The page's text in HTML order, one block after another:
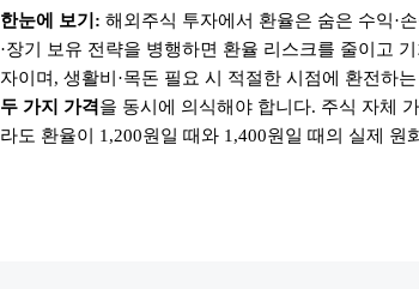
식
율
관
리
&
환
전
한눈에 보기: 해외주식 투자에서 환율은 숨은 수익·
·장기 보유 전략을 병행하면 환율 리스크를 줄이고
자이며, 생활비·목돈 필요 시 적절한 시점에 환전하
두 가지 가격을 동시에 의식해야 합니다. 주식 자체
라도 환율이 1,200원일 때와 1,400원일 때의 실제